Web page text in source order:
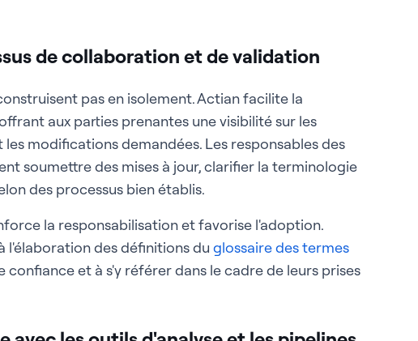
de collaboration et de validation
pas en isolement. Actian facilite la
aux parties prenantes une visibilité sur les
modifications demandées. Les responsables des
soumettre des mises à jour, clarifier la terminologie
des processus bien établis.
la responsabilisation et favorise l'adoption.
l'élaboration des définitions du glossaire des termes
confiance et à s'y référer dans le cadre de leurs prises